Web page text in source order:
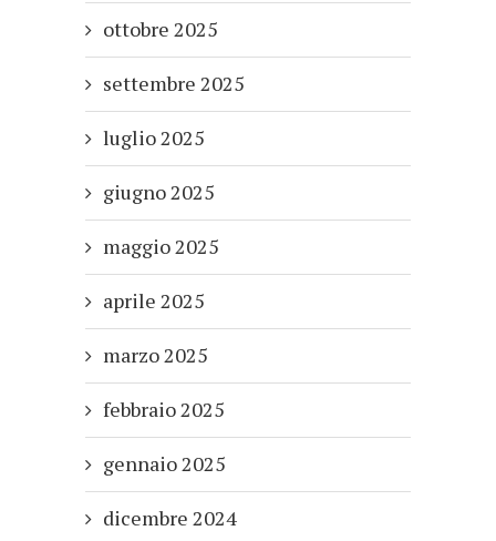
ottobre 2025
settembre 2025
luglio 2025
giugno 2025
maggio 2025
aprile 2025
marzo 2025
febbraio 2025
gennaio 2025
dicembre 2024